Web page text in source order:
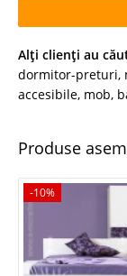
Alţi clienţi au
dormitor-preturi,
accesibile, mob,
Produse
-10%